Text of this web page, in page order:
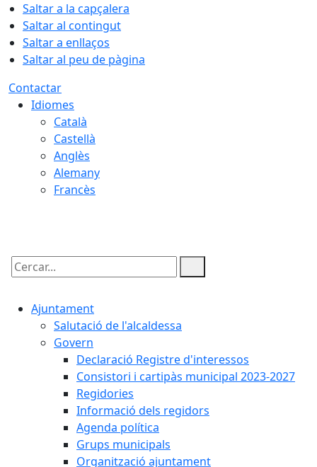
Saltar a la capçalera
Saltar al contingut
Saltar a enllaços
Saltar al peu de pàgina
Contactar
Idiomes
Català
Castellà
Anglès
Alemany
Francès
Cercar:
Ajuntament
Salutació de l'alcaldessa
Govern
Declaració Registre d'interessos
Consistori i cartipàs municipal 2023-2027
Regidories
Informació dels regidors
Agenda política
Grups municipals
Organització ajuntament